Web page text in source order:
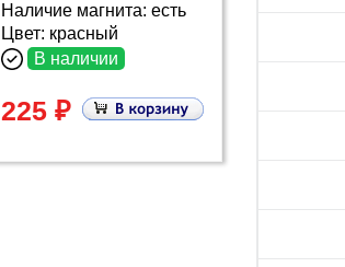
Наличие магнита: есть
Цвет: красный
В наличии
225 ₽